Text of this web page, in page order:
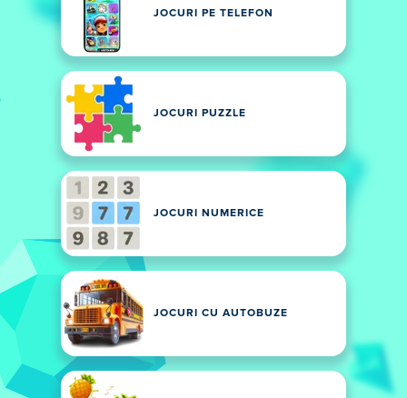
JOCURI PE TELEFON
JOCURI PUZZLE
JOCURI NUMERICE
JOCURI CU AUTOBUZE